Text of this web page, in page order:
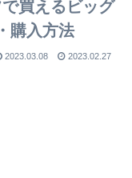
買えるビッグ
購入方法
2023.03.08 2023.02.27